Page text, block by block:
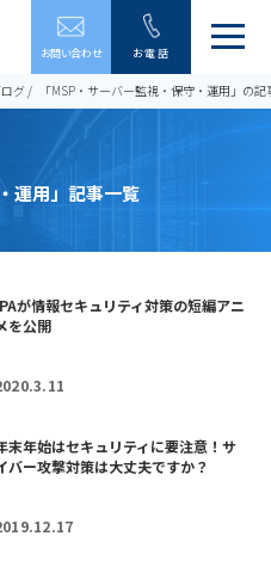
お問い合わせ お電話
メ
ュ
ー
グ 「MSP・サーバー監視・保守・運用」の記
運用」記事一覧
が情報セキュリティ対策の短編アニ
を公開
末年始はセキュリティに要注意！サ
バー攻撃対策は大丈夫ですか？